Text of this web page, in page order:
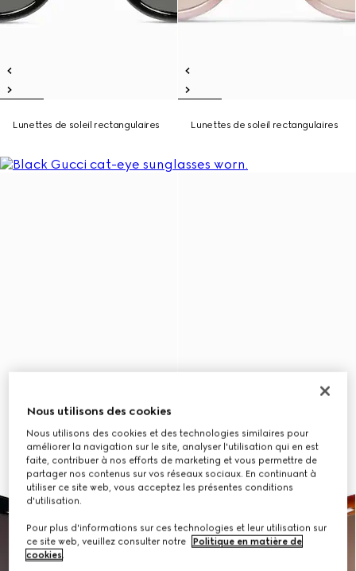
Lunettes de soleil rectangulaires Lunettes de soleil rectangulaires
Nous utilisons des cookies
Nous utilisons des cookies et des technologies similaires pour
améliorer la navigation sur le site, analyser l'utilisation qui en est
faite, contribuer à nos efforts de marketing et vous permettre de
partager nos contenus sur vos réseaux sociaux. En continuant à
utiliser ce site web, vous acceptez les présentes conditions
d'utilisation.
Pour plus d'informations sur ces technologies et leur utilisation sur
ce site web, veuillez consulter notre
Politique en matière de
cookies.